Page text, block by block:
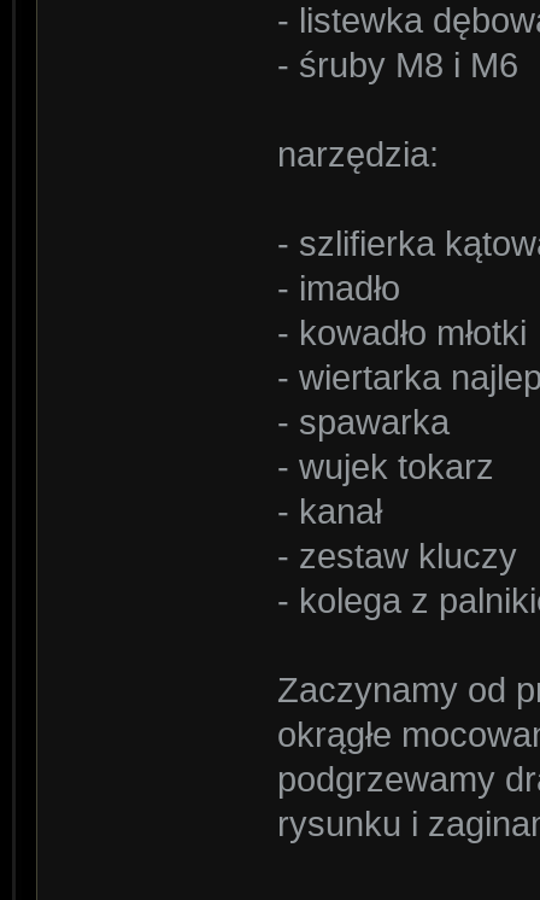
- listewka
- śruby M8 i M6
narzędzia:
- szlifierka
- imadło
- kowadło młotki
- wiertarka
- spawarka
- wujek tokarz
- kanał
- zestaw kluczy
- kolega z
Zaczynamy od
okrągłe
podgrzewamy
rysunku i